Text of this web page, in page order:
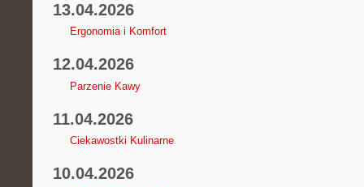
13.04.2026
Ergonomia i Komfort
12.04.2026
Parzenie Kawy
11.04.2026
Ciekawostki Kulinarne
10.04.2026